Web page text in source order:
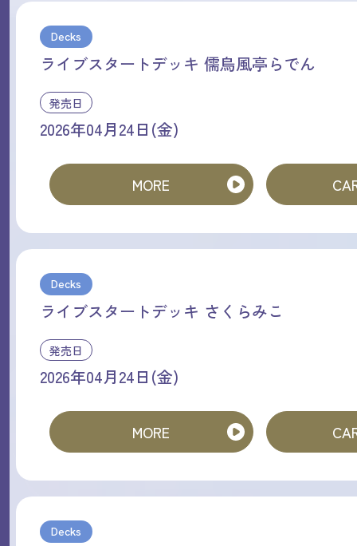
Decks
ライブスタートデッキ 儒烏風亭らでん
発売日
2026年04月24日(金)
MORE
Decks
ライブスタートデッキ さくらみこ
発売日
2026年04月24日(金)
MORE
Decks